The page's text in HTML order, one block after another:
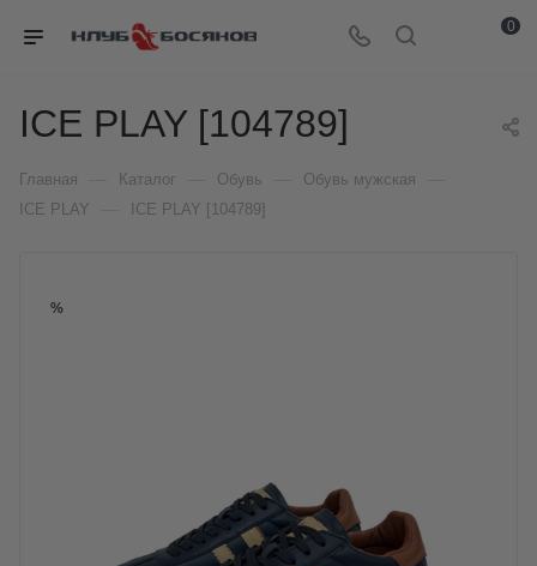
0
ICE PLAY [104789]
Главная Каталог Обувь Обувь мужская
ICE PLAY ICE PLAY [104789]
%